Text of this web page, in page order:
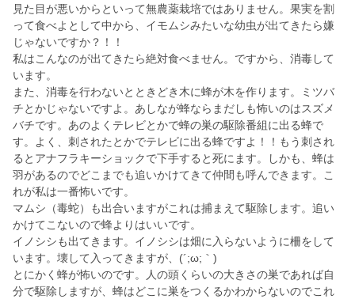
見た目が悪いからといって無農薬栽培ではありません。果実を割
って食べよとして中から、イモムシみたいな幼虫が出てきたら嫌
じゃないですか？！！
私はこんなのが出てきたら絶対食べません。ですから、消毒して
います。
また、消毒を行わないとときどき木に蜂が木を作ります。ミツバ
チとかじゃないですよ。あしなが蜂ならまだしも怖いのはスズメ
バチです。あのよくテレビとかで蜂の巣の駆除番組に出る蜂で
す。よく、刺されたとかでテレビに出る蜂ですよ！！もう刺され
るとアナフラキーショックで下手すると死にます。しかも、蜂は
羽があるのでどこまでも追いかけてきて仲間も呼んできます。こ
れが私は一番怖いです。
マムシ（毒蛇）も出合いますがこれは捕まえて駆除します。追い
かけてこないので蜂よりはいいです。
イノシシも出てきます。イノシシは畑に入らないように柵をして
います。壊して入ってきますが、(´;ω;｀)
とにかく蜂が怖いのです。人の頭くらいの大きさの巣であれば自
分で駆除しますが、蜂はどこに巣をつくるかわからないのでこれ